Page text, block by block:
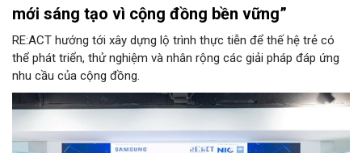
mới sáng tạo vì cộng đồng bền vững”
RE:ACT hướng tới xây dựng lộ trình thực tiễn để thế hệ trẻ có
thể phát triển, thử nghiệm và nhân rộng các giải pháp đáp ứng
nhu cầu của cộng đồng.